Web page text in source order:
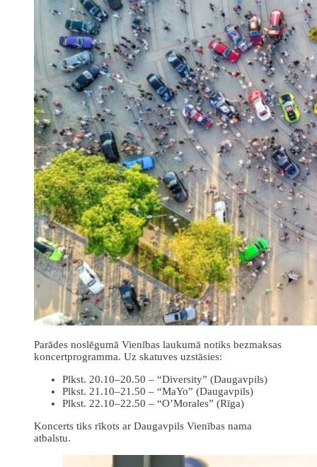
Parādes noslēgumā Vienības laukumā notiks bezmaksas
koncertprogramma. Uz skatuves uzstāsies:
Plkst. 20.10–20.50 – “Diversity” (Daugavpils)
Plkst. 21.10–21.50 – “MaYo” (Daugavpils)
Plkst. 22.10–22.50 – “O’Morales” (Rīga)
Koncerts tiks rīkots ar Daugavpils Vienības nama
atbalstu.